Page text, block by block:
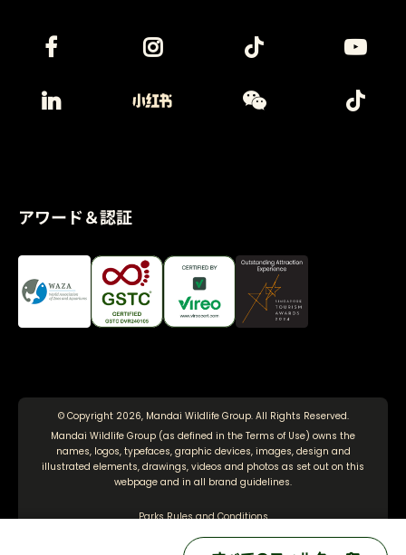
アワード＆認証
© Copyright 2026, Mandai Wildlife Group. All Rights Reserved.
Mandai Wildlife Group (as defined in the Terms of Use) owns the
names, logos, typefaces, graphic devices, images, design and
illustrated elements, drawings, videos and photos as set out on this
webpage and in all brand guidelines.
Parks Rules and Conditions
Terms of Use